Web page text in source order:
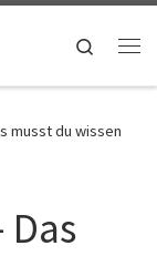
Search
musst du wissen